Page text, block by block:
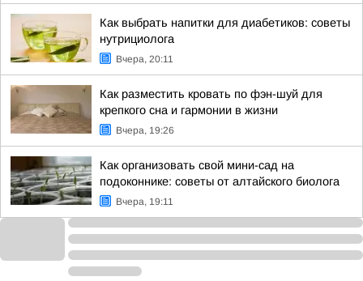
Как выбрать напитки для диабетиков: советы
нутрициолога
Вчера, 20:11
Как разместить кровать по фэн-шуй для
крепкого сна и гармонии в жизни
Вчера, 19:26
Как организовать свой мини-сад на
подоконнике: советы от алтайского биолога
Вчера, 19:11